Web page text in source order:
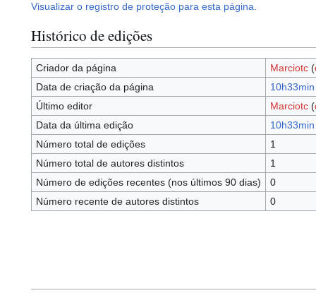
Visualizar o registro de proteção para esta página.
Histórico de edições
Criador da página Marciotc (
Data de criação da página
Último editor
Marciotc (
Data da última edição
Número total de edições
1
Número total de autores distintos
1
Número de edições recentes (nos últimos 90 dias)
0
Número recente de autores distintos
0